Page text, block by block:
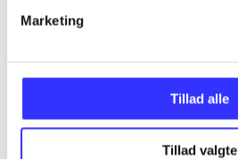
Marketing
Tillad alle
Tillad valgte